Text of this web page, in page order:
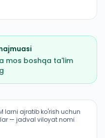
mos boshqa ta'lim
tumani): OTM lar
larni ajratib ko'rish uchun
— jadval viloyat nomi